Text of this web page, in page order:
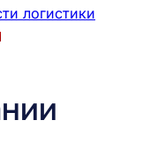
логистики